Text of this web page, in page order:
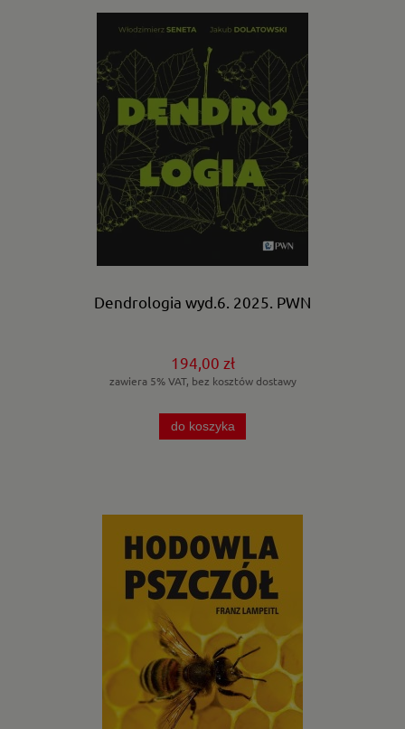
Dendrologia wyd.6. 2025. PWN
194,00 zł
zawiera 5% VAT, bez kosztów dostawy
do koszyka